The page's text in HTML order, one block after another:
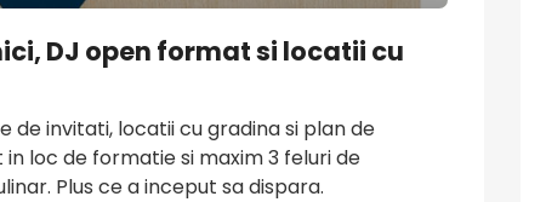
DJ open format si locatii cu
de invitati, locatii cu gradina si plan de
loc de formatie si maxim 3 feluri de
Plus ce a inceput sa dispara.